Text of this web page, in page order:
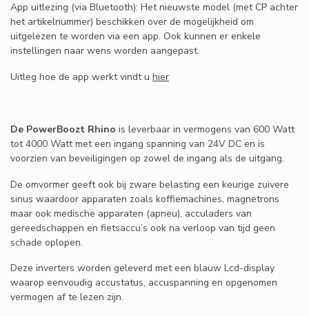
App uitlezing (via Bluetooth): Het nieuwste model (met CP achter
het artikelnummer) beschikken over de mogelijkheid om
uitgelezen te worden via een app. Ook kunnen er enkele
instellingen naar wens worden aangepast.
Uitleg hoe de app werkt vindt u hier
De PowerBoozt Rhino is leverbaar in vermogens van 600 Watt
tot 4000 Watt met een ingang spanning van 24V DC en is
voorzien van beveiligingen op zowel de ingang als de uitgang.
De omvormer geeft ook bij zware belasting een keurige zuivere
sinus waardoor apparaten zoals koffiemachines, magnetrons
maar ook medische apparaten (apneu), acculaders van
gereedschappen en fietsaccu’s ook na verloop van tijd geen
schade oplopen.
Deze inverters worden geleverd met een blauw Lcd-display
waarop eenvoudig accustatus, accuspanning en opgenomen
vermogen af te lezen zijn.